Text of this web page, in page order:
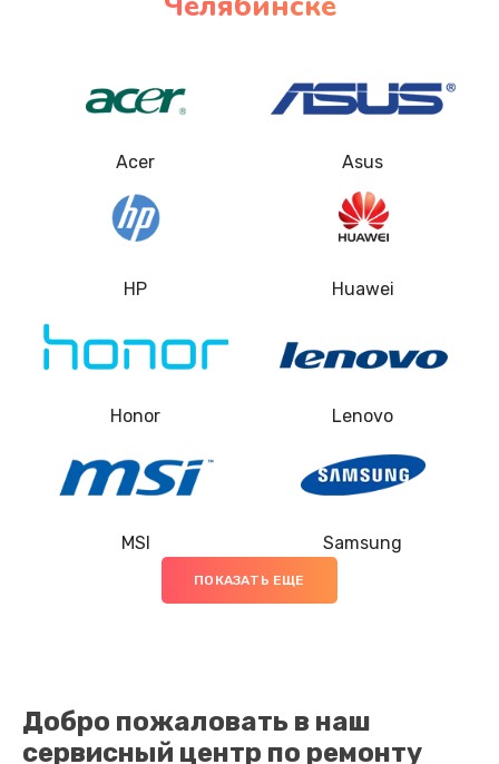
1500 руб.
Заказать
Замена системы охлаждения
Замена термопасты
845 руб.
Заказать
Замена шлейфа матрицы
1290 руб.
Замена экрана
2750 руб.
Acer Asus
HP Huawei
Honor Lenovo
MSI Samsung
ПОКАЗАТЬ ЕЩЕ
Добро пожаловать в наш
сервисный центр по ремонту